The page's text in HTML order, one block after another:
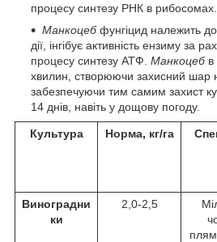
процесу синтезу РНК в рибосомах.
Манкоцебфунгіцид належить до
дії, інгібує активність ензиму за
процесу синтезу АТФ. Манкоцебв
хвилин, створюючи захисний шар
забезпечуючи тим самим захист
14 днів, навіть у дощову погоду.
Культура Норма, кг/га
Виноградни
ки
2,0-2,5